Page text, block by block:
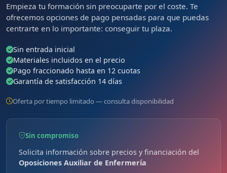
Empieza tu formación sin preocuparte por el coste. Te
ofrecemos opciones de pago pensadas para que puedas
centrarte en lo importante: conseguir tu plaza.
Sin entrada inicial
Materiales incluidos en el precio
Pago fraccionado hasta en 12 cuotas
Garantía de satisfacción 14 días
Oferta por tiempo limitado — consulta disponibilidad
Sin compromiso
Solicita información sobre precios y financiación del
Oposiciones Auxiliar de Enfermería